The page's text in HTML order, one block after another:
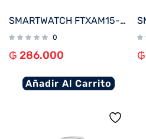
SMARTWATCH FTXAM15-SVGRE 51MM PLATA/VERDE ANDROID/IOS/BT/FREC. CARD
0
₲ 286.000
Añadir Al Carrito
₲